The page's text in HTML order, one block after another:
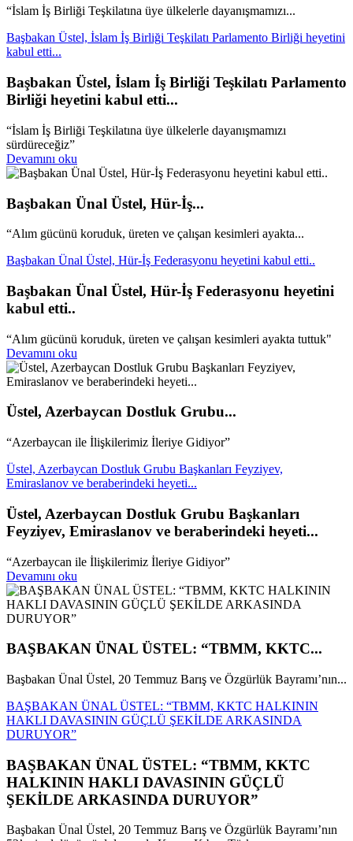
“İslam İş Birliği Teşkilatına üye ülkelerle dayanışmamızı...
Başbakan Üstel, İslam İş Birliği Teşkilatı Parlamento Birliği heyetini
kabul etti...
Başbakan Üstel, İslam İş Birliği Teşkilatı Parlamento
Birliği heyetini kabul etti...
“İslam İş Birliği Teşkilatına üye ülkelerle dayanışmamızı
sürdüreceğiz”
Devamını oku
Başbakan Ünal Üstel, Hür-İş...
“Alım gücünü koruduk, üreten ve çalışan kesimleri ayakta...
Başbakan Ünal Üstel, Hür-İş Federasyonu heyetini kabul etti..
Başbakan Ünal Üstel, Hür-İş Federasyonu heyetini
kabul etti..
“Alım gücünü koruduk, üreten ve çalışan kesimleri ayakta tuttuk"
Devamını oku
Üstel, Azerbaycan Dostluk Grubu...
“Azerbaycan ile İlişkilerimiz İleriye Gidiyor”
Üstel, Azerbaycan Dostluk Grubu Başkanları Feyziyev,
Emiraslanov ve beraberindeki heyeti...
Üstel, Azerbaycan Dostluk Grubu Başkanları
Feyziyev, Emiraslanov ve beraberindeki heyeti...
“Azerbaycan ile İlişkilerimiz İleriye Gidiyor”
Devamını oku
BAŞBAKAN ÜNAL ÜSTEL: “TBMM, KKTC...
Başbakan Ünal Üstel, 20 Temmuz Barış ve Özgürlük Bayramı’nın...
BAŞBAKAN ÜNAL ÜSTEL: “TBMM, KKTC HALKININ
HAKLI DAVASININ GÜÇLÜ ŞEKİLDE ARKASINDA
DURUYOR”
BAŞBAKAN ÜNAL ÜSTEL: “TBMM, KKTC
HALKININ HAKLI DAVASININ GÜÇLÜ
ŞEKİLDE ARKASINDA DURUYOR”
Başbakan Ünal Üstel, 20 Temmuz Barış ve Özgürlük Bayramı’nın